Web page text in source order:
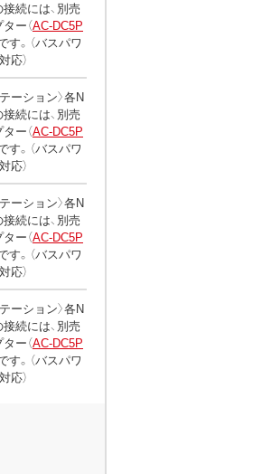
続には、別売
ー（AC-DC5P
す。（バスパワ
応）
テーション〉各N
続には、別売
ー（AC-DC5P
す。（バスパワ
応）
テーション〉各N
続には、別売
ー（AC-DC5P
す。（バスパワ
応）
テーション〉各N
続には、別売
ー（AC-DC5P
す。（バスパワ
応）